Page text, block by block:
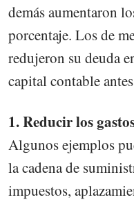
demás aumentaron
porcentaje. Los de
redujeron su deuda
capital contable
1. Reducir los
Algunos ejemplos
la cadena de
impuestos,